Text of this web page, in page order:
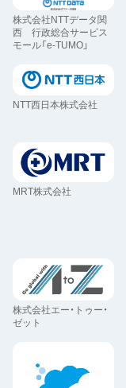
株式会社NTTデータ関
西 行政総合サービス
モール「e-TUMO」
NTT西日本株式会社
MRT株式会社
株式会社エー・トゥー・
ゼット